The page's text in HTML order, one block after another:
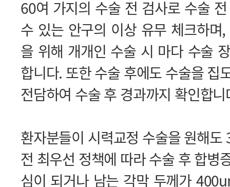
전담하여 수술 후 경과까지 확인합니